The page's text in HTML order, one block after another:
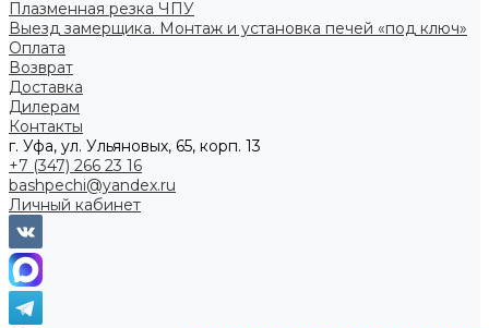
Плазменная резка ЧПУ
Выезд замерщика. Монтаж и установка печей «под ключ»
Оплата
Возврат
Доставка
Дилерам
Контакты
г. Уфа, ул. Ульяновых, 65, корп. 13
+7 (347) 266 23 16
bashpechi@yandex.ru
Личный кабинет